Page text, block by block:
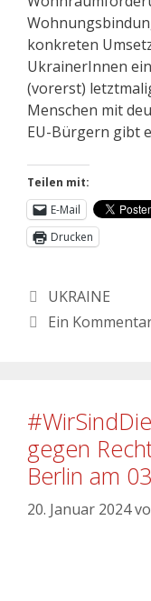
konkreten
UkrainerInnen
(vorerst)
Menschen mit
EU-Bürgern gibt
Teilen mit:
E-Mail
Drucken
UKRAINE
Ein
gegen
Berlin am
20. Januar 2024